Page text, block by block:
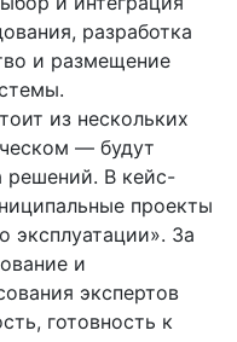
разработка
и размещение
из нескольких
— будут
решений. В кейс-
проекты
эксплуатации». За
и
экспертов
готовность к